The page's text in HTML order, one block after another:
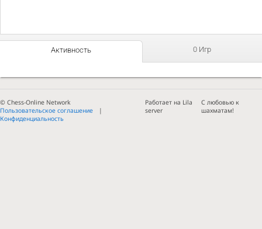
Активность 0 Игр
© Chess-Online Network
Пользовательское соглашение
Конфиденциальность
Работает на Lila
server
С любовью к
шахматам!